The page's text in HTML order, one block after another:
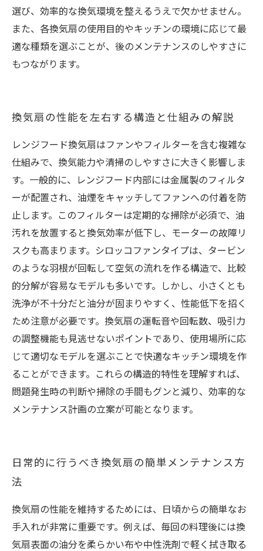
選び、効率的な換気環境を整えるうえで欠かせません。
また、各換気扇の使用目的やキッチンの環境に応じて最
適な種類を選ぶことが、後のメンテナンスのしやすさに
もつながります。
換気扇の性能を左右する構造と仕組みの解説
レンジフード換気扇はファンやフィルターを含む複雑な
仕組みで、換気能力や清掃のしやすさに大きく影響しま
す。一般的に、レンジフード内部には金属製のフィルタ
ーが配置され、油煙をキャッチしてファンへの付着を防
止します。このフィルターは定期的な掃除が必須で、油
汚れを放置すると換気効率が低下し、モーターの故障リ
スクも高まります。シロッコファンタイプは、タービン
のような羽根が回転して空気の流れを作る構造で、比較
的分解が容易なモデルも多いです。しかし、小さくとも
洗浄が不十分だと油分が固まりやすく、性能低下を招く
ため注意が必要です。換気扇の運転音や回転数、吸引力
の調整機能も見逃せないポイントであり、使用場所に応
じて適切なモデルを選ぶことで快適なキッチン環境を作
ることができます。これらの構造的特性を理解すれば、
問題発生時の判断や掃除の手間もグンと減り、効率的な
メンテナンス計画の立案が可能となります。
日常的に行うべき換気扇の簡単メンテナンス方
法
換気扇の性能を維持するためには、日頃からの簡単なお
手入れが非常に重要です。例えば、毎回の料理後には換
気扇表面の油分を柔らかい布や中性洗剤で軽く拭き取る